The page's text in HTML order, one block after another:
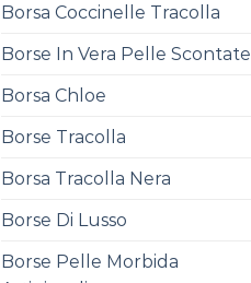
Borsa Coccinelle Tracolla
Borse In Vera Pelle Scontate
Borsa Chloe
Borse Tracolla
Borsa Tracolla Nera
Borse Di Lusso
Borse Pelle Morbida